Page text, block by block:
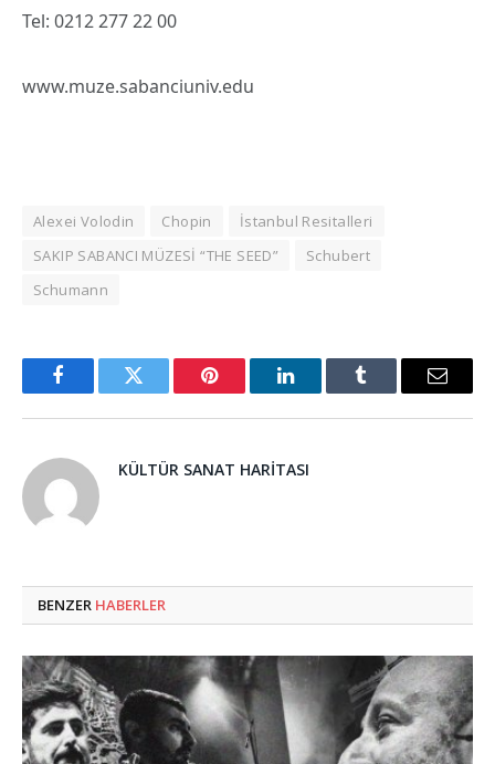
Tel: 0212 277 22 00
www.muze.sabanciuniv.edu
Alexei Volodin Chopin
İstanbul Resitalleri
SAKIP SABANCI MÜZESİ “THE SEED”
Schubert
Schumann
FacebookTwitter Pinterest LinkedInTumblr Email
KÜLTÜR SANAT HARITASI
BENZER HABERLER